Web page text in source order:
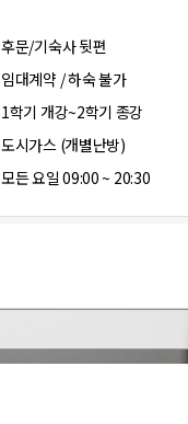
후문/기숙사 뒷편
임대계약 / 하숙 불가
1학기 개강~2학기 종강
도시가스 (개별난방)
모든 요일 09:00 ~ 20:30